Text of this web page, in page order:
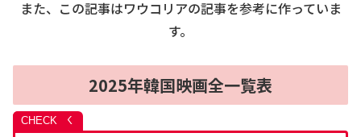
また、この記事はワウコリアの記事を参考に作っていま
す。
2025年韓国映画全一覧表